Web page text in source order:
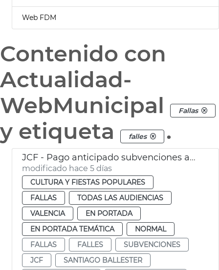
Web FDM
Contenido con
Actualidad-
WebMunicipal
Fallas
y etiqueta falles .
JCF - Pago anticipado subvenciones agrupaciones de falla
modificado hace 5 días
CULTURA Y FIESTAS POPULARES
FALLAS
TODAS LAS AUDIENCIAS
VALENCIA
EN PORTADA
EN PORTADA TEMÁTICA
NORMAL
FALLAS
FALLES
SUBVENCIONES
JCF
SANTIAGO BALLESTER